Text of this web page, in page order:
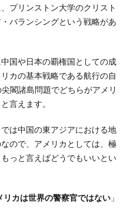
プリンストン大学のクリスト
バランシングという戦略があ
国や日本の覇権国としての成
カの基本戦略である航行の自
閣諸島問題でどちらがアメリ
言えます。
は中国の東アジアにおける地
ので、アメリカとしては、極
っと言えばどうでもいいとい
リカは世界の警察官ではない 」